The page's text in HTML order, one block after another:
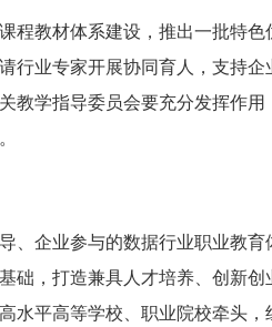
程教材体系建设，推出一批特
行业专家开展协同育人，支持企
学指导委员会要充分发挥作用
、企业参与的数据行业职业教
础，打造兼具人才培养、创新创
水平高等学校、职业院校牵头，